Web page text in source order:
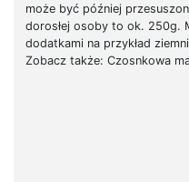
może być później
dorosłej osoby to ok. 250g.
dodatkami na przykład
Zobacz także: Czosnkowa